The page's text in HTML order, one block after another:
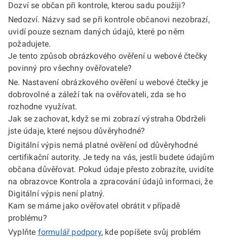
Dozví se občan při kontrole, kterou sadu použiji?
Nedozví. Názvy sad se při kontrole občanovi nezobrazí,
uvidí pouze seznam daných údajů, které po něm
požadujete.
Je tento způsob obrázkového ověření u webové čtečky
povinný pro všechny ověřovatele?
Ne. Nastavení obrázkového ověření u webové čtečky je
dobrovolné a záleží tak na ověřovateli, zda se ho
rozhodne využívat.
Jak se zachovat, když se mi zobrazí výstraha Obdrželi
jste údaje, které nejsou důvěryhodné?
Digitální výpis nemá platné ověření od důvěryhodné
certifikační autority. Je tedy na vás, jestli budete údajům
občana důvěřovat. Pokud údaje přesto zobrazíte, uvidíte
na obrazovce Kontrola a zpracování údajů informaci, že
Digitální výpis není platný.
Kam se máme jako ověřovatel obrátit v případě
problému?
Vyplňte formulář podpory, kde popíšete svůj problém